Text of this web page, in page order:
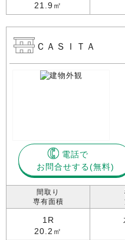
21.9㎡
ＣＡＳＩＴＡ
電話で
お問合せする
間取り
専有面積
1R
20.2㎡